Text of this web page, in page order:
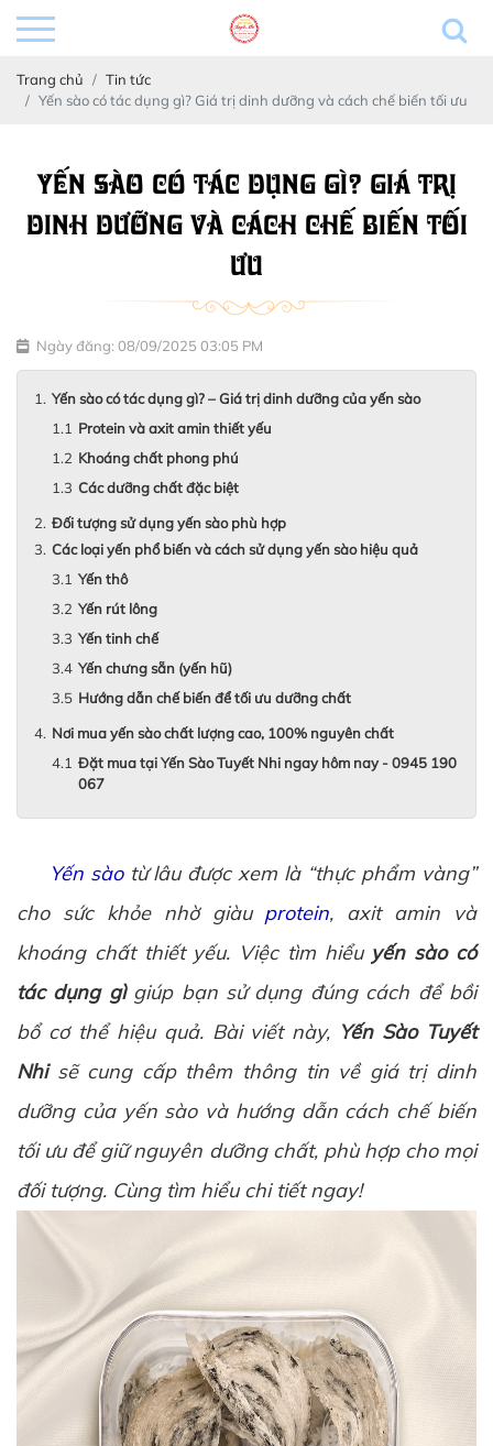
Trang chủ
Tin tức
Yến sào có tác dụng gì? Giá trị dinh dưỡng và cách chế biến tối ưu
YẾN SÀO CÓ TÁC DỤNG GÌ? GIÁ TRỊ
DINH DƯỠNG VÀ CÁCH CHẾ BIẾN TỐI
ƯU
Ngày đăng: 08/09/2025 03:05 PM
Yến sào có tác dụng gì? – Giá trị dinh dưỡng của yến sào
Protein và axit amin thiết yếu
Khoáng chất phong phú
Các dưỡng chất đặc biệt
Đối tượng sử dụng yến sào phù hợp
Các loại yến phổ biến và cách sử dụng yến sào hiệu quả
Yến thô
Yến rút lông
Yến tinh chế
Yến chưng sẵn (yến hũ)
Hướng dẫn chế biến để tối ưu dưỡng chất
Nơi mua yến sào chất lượng cao, 100% nguyên chất
Đặt mua tại Yến Sào Tuyết Nhi ngay hôm nay - 0945 190
067
Yến sàotừ lâu được xem là “thực phẩm vàng”
cho sức khỏe nhờ giàu protein, axit amin và
khoáng chất thiết yếu. Việc tìm hiểu yến sào có
tác dụng gìgiúp bạn sử dụng đúng cách để bồi
bổ cơ thể hiệu quả. Bài viết này, Yến Sào Tuyết
Nhisẽ cung cấp thêm thông tin về giá trị dinh
dưỡng của yến sào và hướng dẫn cách chế biến
tối ưu để giữ nguyên dưỡng chất, phù hợp cho mọi
đối tượng. Cùng tìm hiểu chi tiết ngay!